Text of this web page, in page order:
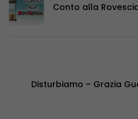
Conto alla
Disturbiamo – Grazia